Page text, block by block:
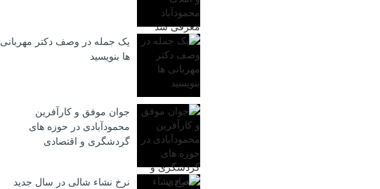
یک جمله در وصف دکتر مهربانی
ها بنویسید
جوان موفق و کارآفرین
محمودآبادی در حوزه های
گردشگری و اقتصادی
نرخ نشاء شالی در سال جدید